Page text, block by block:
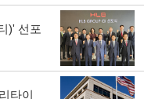
)' 선포
타이